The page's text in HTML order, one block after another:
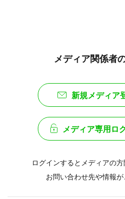
メディア関係者
新規メディア
メディア専用ロ
ログインするとメディアの
お問い合わせ先や情報